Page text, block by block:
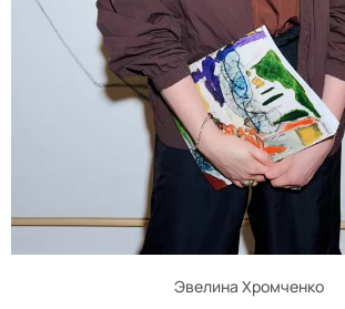
Эвелина Хромченко